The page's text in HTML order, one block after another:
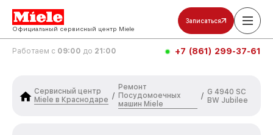
Официальный сервисный центр Miele
Записаться
Работаем с 09:00 до 21:00 +7 (861) 299-37-61
Сервисный центр
Miele в Краснодаре /
Ремонт
Посудомоечных
машин Miele
/ G 4940 SC
BW Jubilee